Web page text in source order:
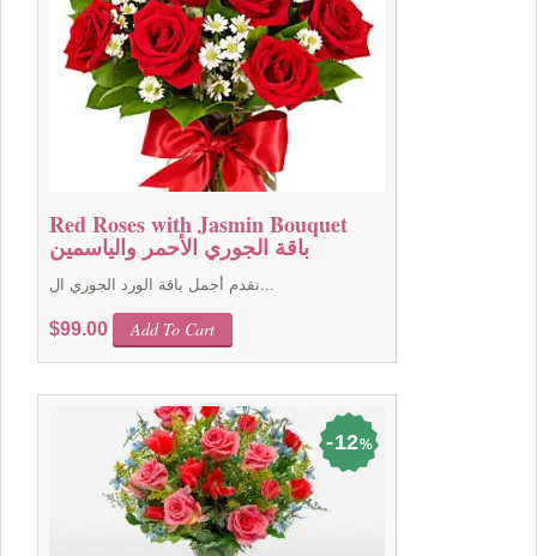
Red Roses with Jasmin Bouquet
باقة الجوري الأحمر والياسمين
نقدم أجمل باقة الورد الجوري ال...
$99.00 Add To Cart
12%